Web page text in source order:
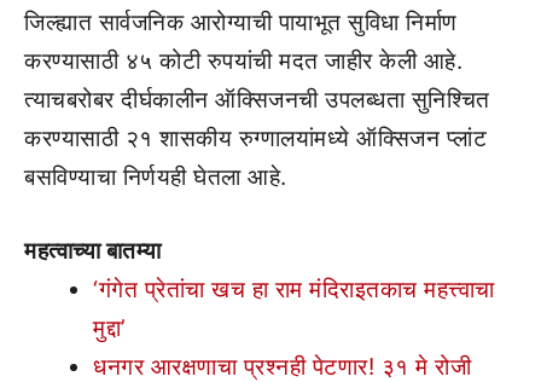
जिल्ह्यात सार्वजनिक आरोग्याची पायाभूत सुविधा निर्माण
करण्यासाठी ४५ कोटी रुपयांची मदत जाहीर केली आहे.
त्याचबरोबर दीर्घकालीन ऑक्सिजनची उपलब्धता सुनिश्चित
करण्यासाठी २१ शासकीय रुग्णालयांमध्ये ऑक्सिजन प्लांट
बसविण्याचा निर्णयही घेतला आहे.
महत्वाच्या बातम्या
‘गंगेत प्रेतांचा खच हा राम मंदिराइतकाच महत्त्वाचा
मुद्दा’
धनगर आरक्षणाचा प्रश्नही पेटणार! ३१ मे रोजी